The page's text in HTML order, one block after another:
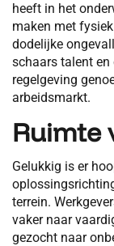
heeft in het
maken met
dodelijke
schaars talent en
regelgeving
arbeidsmarkt.
Ruimte
Gelukkig is er
terrein.
vaker naar
gezocht naar